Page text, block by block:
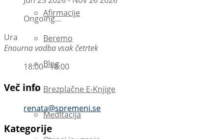
Afirmacije
Beremo
Blog
Brezplačne E-Knjige
Meditacija
Ongoing...
Ura
Enourna vadba vsak četrtek
18:00 - 18:00
Več info
renata@spremeni.se
Kategorije